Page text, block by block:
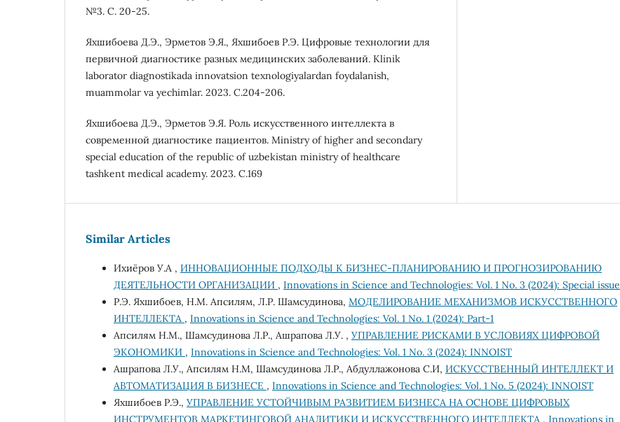
№3. С. 20-25.
Яхшибоева Д.Э., Эрметов Э.Я., Яхшибоев Р.Э. Цифровые технологии для
первичной диагностике разных медицинских заболеваний. Klinik
laborator diagnostikada innovatsion texnologiyalardan foydalanish,
muammolar va yechimlar. 2023. С.204-206.
Яхшибоева Д.Э., Эрметов Э.Я. Роль искусственного интеллекта в
современной диагностике пациентов. Ministry of higher and secondary
special education of the republic of uzbekistan ministry of healthcare
tashkent medical academy. 2023. С.169
Similar Articles
Ихиёров У.А , ИННОВАЦИОННЫЕ ПОДХОДЫ К БИЗНЕС-ПЛАНИРОВАНИЮ И ПРОГНОЗИРОВАНИЮ
ДЕЯТЕЛЬНОСТИ ОРГАНИЗАЦИИ , Innovations in Science and Technologies: Vol. 1 No. 3 (2024): Special issue
Р.Э. Яхшибоев, Н.М. Апсилям, Л.Р. Шамсудинова, МОДЕЛИРОВАНИЕ МЕХАНИЗМОВ ИСКУССТВЕННОГО
ИНТЕЛЛЕКТА , Innovations in Science and Technologies: Vol. 1 No. 1 (2024): Part-1
Апсилям Н.М., Шамсудинова Л.Р., Ашрапова Л.У. , УПРАВЛЕНИЕ РИСКАМИ В УСЛОВИЯХ ЦИФРОВОЙ
ЭКОНОМИКИ , Innovations in Science and Technologies: Vol. 1 No. 3 (2024): INNOIST
Ашрапова Л.У., Апсилям Н.М, Шамсудинова Л.Р., Абдуллажонова С.И, ИСКУССТВЕННЫЙ ИНТЕЛЛЕКТ И
АВТОМАТИЗАЦИЯ В БИЗНЕСЕ , Innovations in Science and Technologies: Vol. 1 No. 5 (2024): INNOIST
Яхшибоев Р.Э., УПРАВЛЕНИЕ УСТОЙЧИВЫМ РАЗВИТИЕМ БИЗНЕСА НА ОСНОВЕ ЦИФРОВЫХ
ИНСТРУМЕНТОВ МАРКЕТИНГОВОЙ АНАЛИТИКИ И ИСКУССТВЕННОГО ИНТЕЛЛЕКТА , Innovations in